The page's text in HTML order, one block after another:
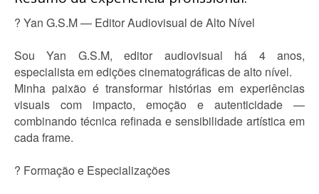
? Yan G.S.M — Editor Audiovisual de Alto Nível
Sou Yan G.S.M, editor audiovisual há 4 anos,
especialista em edições cinematográficas de alto nível.
Minha paixão é transformar histórias em experiências
visuais com impacto, emoção e autenticidade —
combinando técnica refinada e sensibilidade artística em
cada frame.
? Formação e Especializações